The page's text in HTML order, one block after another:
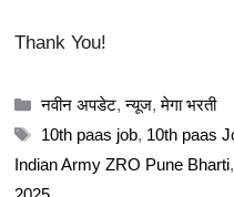
Thank You!
Categories
नवीन अपडेट,न्यूज,मेगा भरती
Tags
10th paas job, 10th paas
Indian Army ZRO Pune Bharti,